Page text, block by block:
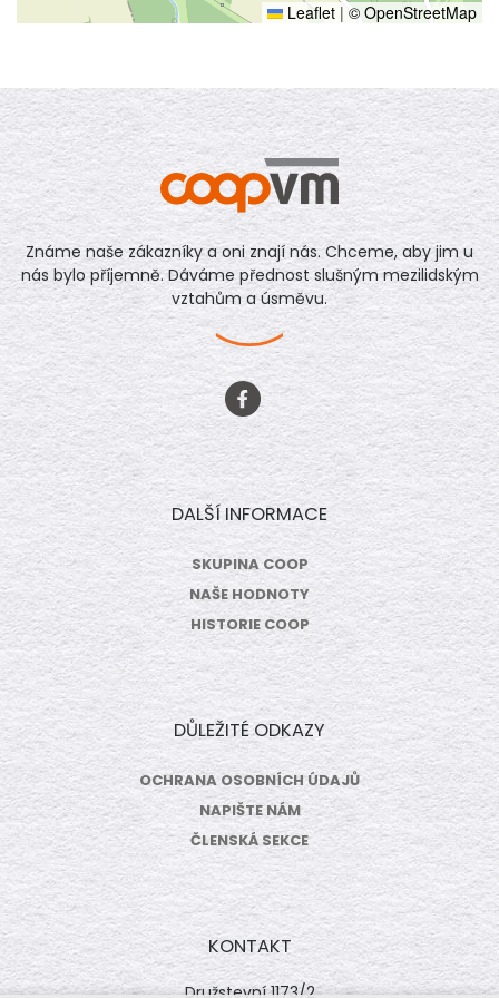
Leaflet | © OpenStreetMap
Známe naše zákazníky a oni znají nás. Chceme, aby jim u
nás bylo příjemně. Dáváme přednost slušným mezilidským
vztahům a úsměvu.
DALŠÍ INFORMACE
SKUPINA COOP
NAŠE HODNOTY
HISTORIE COOP
DŮLEŽITÉ ODKAZY
OCHRANA OSOBNÍCH ÚDAJŮ
NAPIŠTE NÁM
ČLENSKÁ SEKCE
KONTAKT
Družstevní 1173/2